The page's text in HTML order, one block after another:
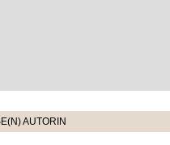
AUTORIN